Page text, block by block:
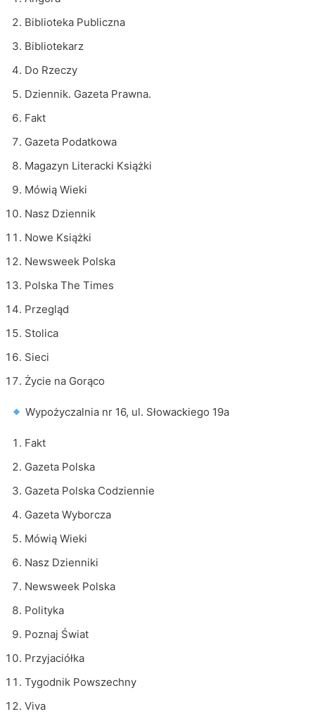
Biblioteka Publiczna
Bibliotekarz
Do Rzeczy
Dziennik. Gazeta Prawna.
Fakt
Gazeta Podatkowa
Magazyn Literacki Książki
Mówią Wieki
Nasz Dziennik
Nowe Książki
Newsweek Polska
Polska The Times
Przegląd
Stolica
Sieci
Życie na Gorąco
Wypożyczalnia nr 16, ul. Słowackiego 19a
Fakt
Gazeta Polska
Gazeta Polska Codziennie
Gazeta Wyborcza
Mówią Wieki
Nasz Dzienniki
Newsweek Polska
Polityka
Poznaj Świat
Przyjaciółka
Tygodnik Powszechny
Viva